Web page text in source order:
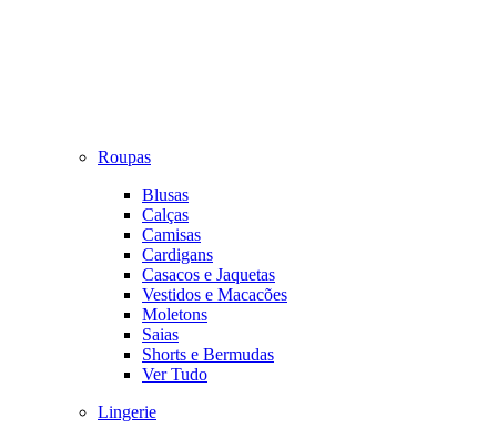
Roupas
Blusas
Calças
Camisas
Cardigans
Casacos e Jaquetas
Vestidos e Macacões
Moletons
Saias
Shorts e Bermudas
Ver Tudo
Lingerie